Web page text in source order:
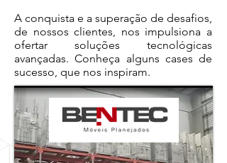
A conquista e a superação de desafios,
de nossos clientes, nos impulsiona a
ofertar soluções tecnológicas
avançadas. Conheça alguns cases de
sucesso, que nos inspiram.